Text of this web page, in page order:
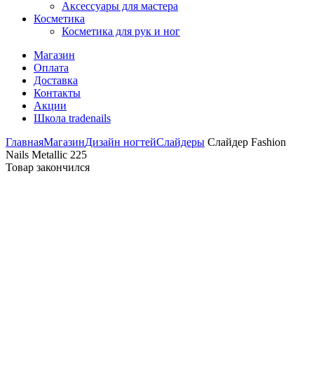
Аксессуары для мастера
Косметика
Косметика для рук и ног
Магазин
Оплата
Доставка
Контакты
Акции
Школа tradenails
ГлавнаяМагазинДизайн ногтейСлайдеры Слайдер Fashion
Nails Metallic 225
Товар закончился